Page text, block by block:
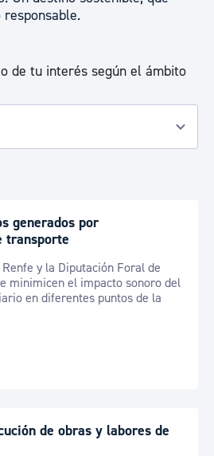
de tu interés según el ámbito
generados por
transporte
y la Diputación Foral de
minimicen el impacto sonoro del
en diferentes puntos de la
de obras y labores de